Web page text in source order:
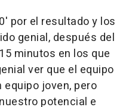
por el resultado y los
genial, después del
minutos en los que
ver que el equipo
joven, pero
potencial e